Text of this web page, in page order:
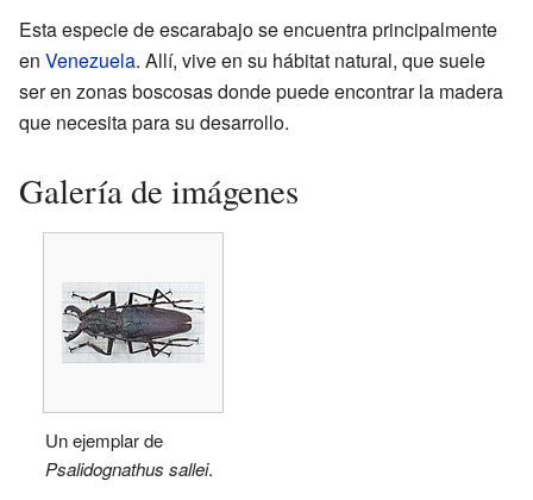
Esta especie de escarabajo se encuentra principalmente
en Venezuela. Allí, vive en su hábitat natural, que suele
ser en zonas boscosas donde puede encontrar la madera
que necesita para su desarrollo.
Galería de imágenes
Un ejemplar de
Psalidognathus sallei.